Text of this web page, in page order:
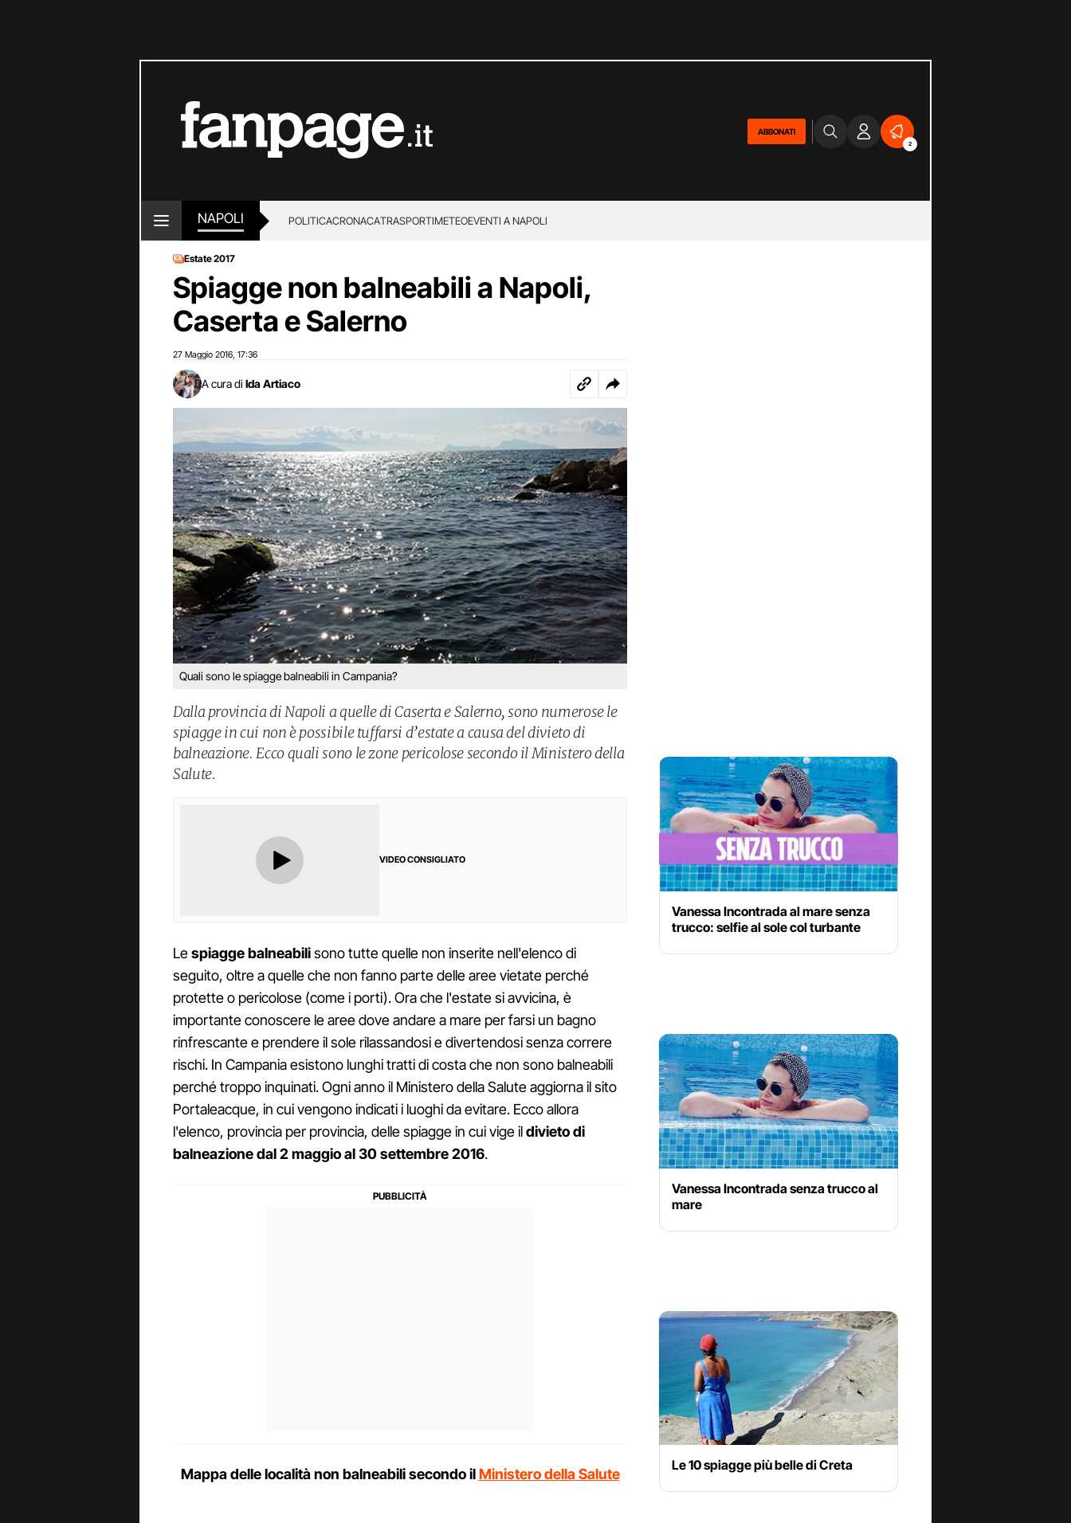
ABBONATI
2
NAPOLI POLITICACRONACATRASPORTIMETEOEVENTI A NAPOLI
Estate 2017
Spiagge non balneabili a Napoli,
Caserta e Salerno
27 Maggio 2016 17:36
A cura di Ida Artiaco
Quali sono le spiagge balneabili in Campania?
Dalla provincia di Napoli a quelle di Caserta e Salerno, sono numerose le
spiagge in cui non è possibile tuffarsi d’estate a causa del divieto di
balneazione. Ecco quali sono le zone pericolose secondo il Ministero della
Salute.
VIDEO CONSIGLIATO
Lespiagge balneabilisono tutte quelle non inserite nell'elenco di
seguito, oltre a quelle che non fanno parte delle aree vietate perché
protette o pericolose (come i porti). Ora che l'estate si avvicina, è
importante conoscere le aree dove andare a mare per farsi un bagno
rinfrescante e prendere il sole rilassandosi e divertendosi senza correre
rischi. In Campania esistono lunghi tratti di costa che non sono balneabili
perché troppo inquinati. Ogni anno il Ministero della Salute aggiorna il sito
Portaleacque, in cui vengono indicati i luoghi da evitare. Ecco allora
l'elenco, provincia per provincia, delle spiagge in cui vige ildivieto di
balneazione dal 2 maggio al 30 settembre 2016.
Mappa delle località non balneabili secondo ilMinistero della Salute
Vanessa Incontrada al mare senza
trucco: selfie al sole col turbante
Vanessa Incontrada senza trucco al
mare
Le 10 spiagge più belle di Creta